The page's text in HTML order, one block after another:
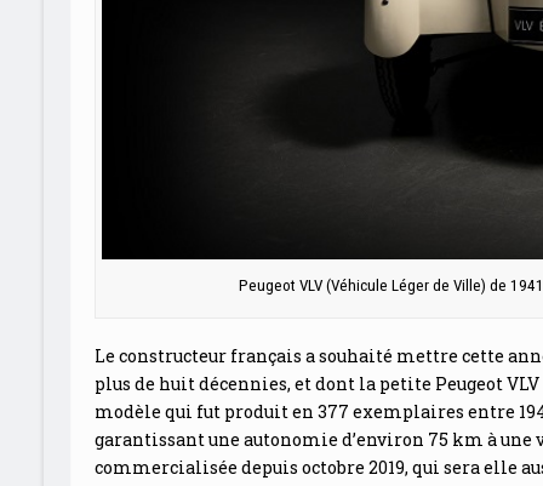
Peugeot VLV (Véhicule Léger de Ville) de
Le constructeur français a souhaité mettre cette
plus de huit décennies, et dont la petite Peugeot
modèle qui fut produit en 377 exemplaires entre
garantissant une autonomie d’environ 75 km à une
commercialisée depuis octobre 2019, qui sera elle